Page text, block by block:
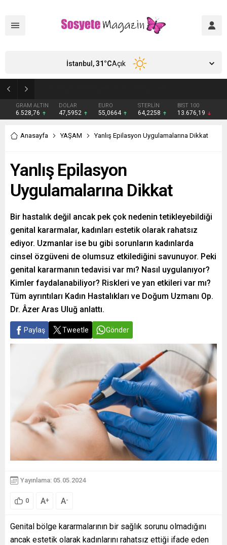
GRAM ALTIN
6.528,76
DOLAR
47,5952
EURO
55,0664
STERLİN
64,2258
BIST 100
13.676,19
İstanbul,31°CAçık
Anasayfa YAŞAM Yanlış Epilasyon Uygulamalarına Dikkat
Yanlış Epilasyon
Uygulamalarına Dikkat
Bir hastalık değil ancak pek çok nedenin tetikleyebildiği
genital kararmalar, kadınları estetik olarak rahatsız
ediyor. Uzmanlar ise bu gibi sorunların kadınlarda
cinsel özgüveni de olumsuz etkilediğini savunuyor. Peki
genital kararmanın tedavisi var mı? Nasıl uygulanıyor?
Kimler faydalanabiliyor? Riskleri ve yan etkileri var mı?
Tüm ayrıntıları Kadın Hastalıkları ve Doğum Uzmanı Op.
Dr. Âzer Aras Uluğ anlattı.
Paylaş Tweetle Gönder
Yayınlama: 05.05.2024
0 A+ A-
Genital bölge kararmalarının bir sağlık sorunu olmadığını
ancak estetik olarak kadınlarını rahatsız ettiği ifade eden